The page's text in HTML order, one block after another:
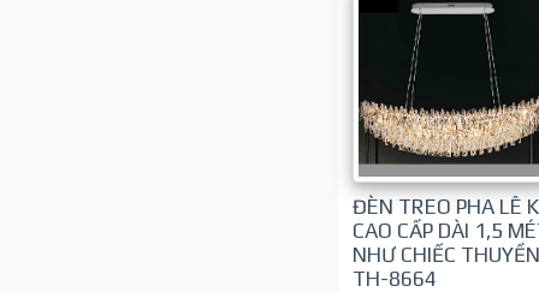
ĐÈN TREO PHA LÊ
CAO CẤP DÀI 1,5
NHƯ CHIẾC THUYỀN
TH-8664